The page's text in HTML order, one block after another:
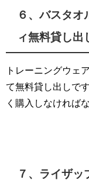
６、バスタオ
ィ無料貸し出
トレーニングウェ
て無料貸し出しで
く購入しなければ
７、ライザッ